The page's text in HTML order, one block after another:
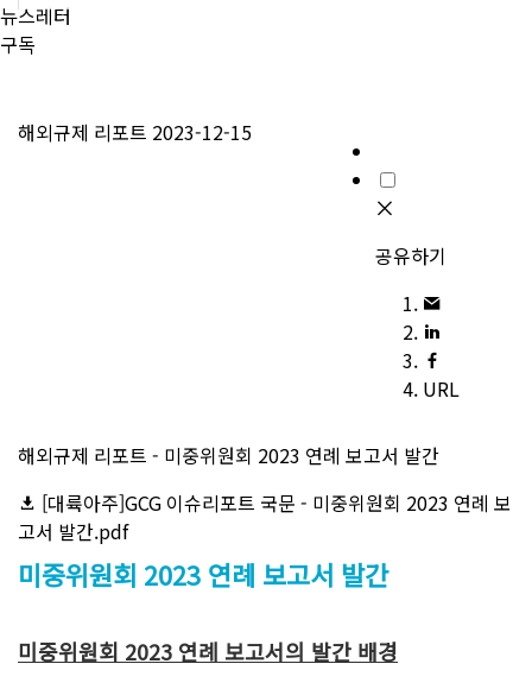
뉴스레터
구독
해외규제 리포트 2023-12-15
공유하기
URL
해외규제 리포트 - 미중위원회 2023 연례 보고서 발간
[대륙아주]GCG 이슈리포트 국문 - 미중위원회 2023 연례 보
고서 발간.pdf
미중위원회 2023 연례 보고서 발간
미중위원회 2023 연례 보고서의 발간 배경